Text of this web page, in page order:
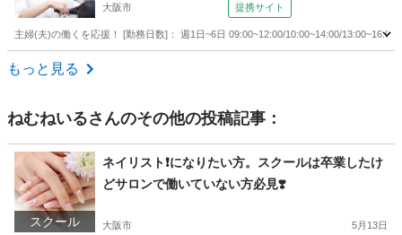
大阪市 提携サイト
主婦(夫)の働くを応援！ [勤務日数]： 週1日~6日 09:00~12:00/10:00~14:00/
大阪 大阪市
もっと見る
ねむねいるさんのその他の投稿記事：
スクール
ネイリスト❗️になりたい方。スクールは卒業したけ
どサロンで働いていない方必見❣️
大阪市 5月13日